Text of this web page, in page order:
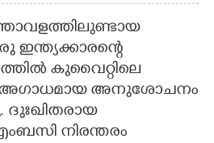
കുവൈറ്റിലെ
അഗാധമായ അനുശോചനം
ദുഃഖിതരായ
നിരന്തരം